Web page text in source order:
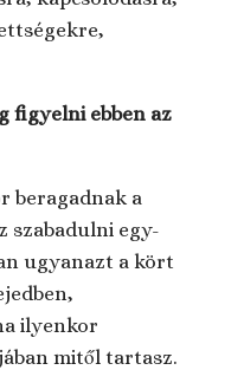
figyelni ebben az
beragadnak a
szabadulni egy-
ugyanazt a kört
ilyenkor
mitől tartasz.